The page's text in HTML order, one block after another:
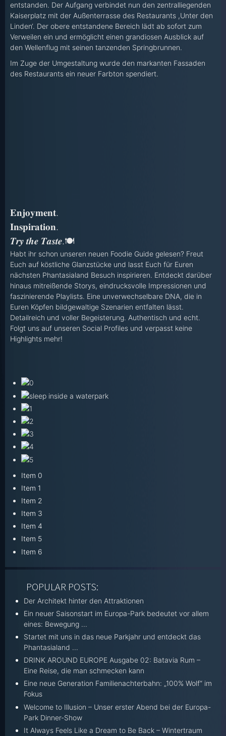
entstanden. Der Aufgang verbindet nun den zentralliegenden
Kaiserplatz mit der Außenterrasse des Restaurants ,Unter den
Linden‘. Der obere entstandene Bereich lädt ab sofort zum
Verweilen ein und ermöglicht einen grandiosen Ausblick auf
den Wellenflug mit seinen tanzenden Springbrunnen.
Im Zuge der Umgestaltung wurde den markanten Fassaden
des Restaurants ein neuer Farbton spendiert.
𝐄𝐧𝐣𝐨𝐲𝐦𝐞𝐧𝐭.
𝐈𝐧𝐬𝐩𝐢𝐫𝐚𝐭𝐢𝐨𝐧.
𝑻𝒓𝒚 𝒕𝒉𝒆 𝑻𝒂𝒔𝒕𝒆.🍽
Habt ihr schon unseren neuen Foodie Guide gelesen? Freut
Euch auf köstliche Glanzstücke und lasst Euch für Euren
nächsten Phantasialand Besuch inspirieren. Entdeckt darüber
hinaus mitreißende Storys, eindrucksvolle Impressionen und
faszinierende Playlists. Eine unverwechselbare DNA, die in
Euren Köpfen bildgewaltige Szenarien entfalten lässt.
Detailreich und voller Begeisterung. Authentisch und echt.
Folgt uns auf unseren Social Profiles und verpasst keine
Highlights mehr!
Item 0
Item 1
Item 2
Item 3
Item 4
Item 5
Item 6
POPULAR POSTS:
Der Architekt hinter den Attraktionen
Ein neuer Saisonstart im Europa-Park bedeutet vor allem
eines: Bewegung ...
Startet mit uns in das neue Parkjahr und entdeckt das
Phantasialand ...
DRINK AROUND EUROPE Ausgabe 02: Batavia Rum –
Eine Reise, die man schmecken kann
Eine neue Generation Familienachterbahn: „100% Wolf“ im
Fokus
Welcome to Illusion – Unser erster Abend bei der Europa-
Park Dinner-Show
It Always Feels Like a Dream to Be Back – Wintertraum